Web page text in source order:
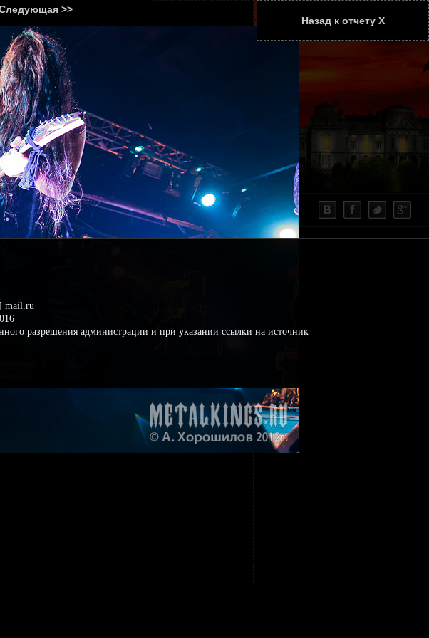
ИНТЕРВЬЮ СТАТЬИ КОНТАКТЫ
>>
Назад к отчету Х
mail.ru
разрешения администрации и при указании ссылки на источник